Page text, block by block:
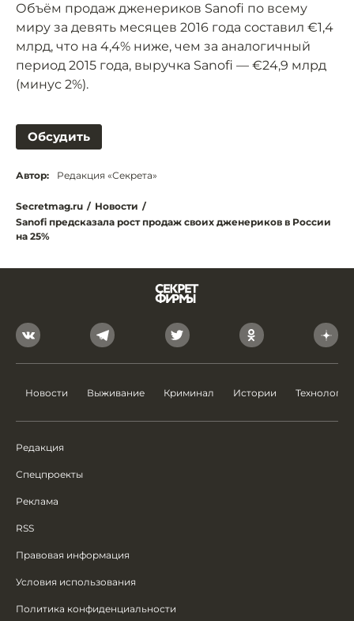
Объём продаж дженериков Sanofi по всему
миру за девять месяцев 2016 года составил €1,4
млрд, что на 4,4% ниже, чем за аналогичный
период 2015 года, выручка Sanofi — €24,9 млрд
(минус 2%).
Обсудить
Автор: Редакция «Секрета»
Secretmag.ru / Новости /
Sanofi предсказала рост продаж своих дженериков в России
на 25%
Новости Выживание Криминал Истории Технологии
Редакция
Спецпроекты
Реклама
RSS
Правовая информация
Условия использования
Политика конфиденциальности